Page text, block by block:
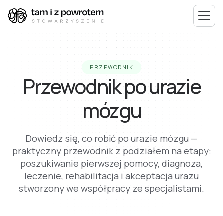
PRZEWODNIK
Przewodnik po urazie
mózgu
Dowiedz się, co robić po urazie mózgu —
praktyczny przewodnik z podziałem na etapy:
poszukiwanie pierwszej pomocy, diagnoza,
leczenie, rehabilitacja i akceptacja urazu
stworzony we współpracy ze specjalistami.